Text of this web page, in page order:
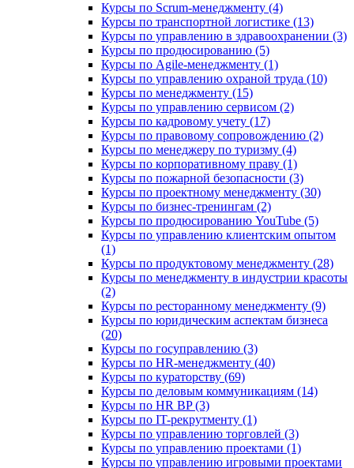
Курсы по Scrum-менеджменту (4)
Курсы по транспортной логистике (13)
Курсы по управлению в здравоохранении (3)
Курсы по продюсированию (5)
Курсы по Agile-менеджменту (1)
Курсы по управлению охраной труда (10)
Курсы по менеджменту (15)
Курсы по управлению сервисом (2)
Курсы по кадровому учету (17)
Курсы по правовому сопровождению (2)
Курсы по менеджеру по туризму (4)
Курсы по корпоративному праву (1)
Курсы по пожарной безопасности (3)
Курсы по проектному менеджменту (30)
Курсы по бизнес-тренингам (2)
Курсы по продюсированию YouTube (5)
Курсы по управлению клиентским опытом
(1)
Курсы по продуктовому менеджменту (28)
Курсы по менеджменту в индустрии красоты
(2)
Курсы по ресторанному менеджменту (9)
Курсы по юридическим аспектам бизнеса
(20)
Курсы по госуправлению (3)
Курсы по HR-менеджменту (40)
Курсы по кураторству (69)
Курсы по деловым коммуникациям (14)
Курсы по HR BP (3)
Курсы по IT-рекрутменту (1)
Курсы по управлению торговлей (3)
Курсы по управлению проектами (1)
Курсы по управлению игровыми проектами